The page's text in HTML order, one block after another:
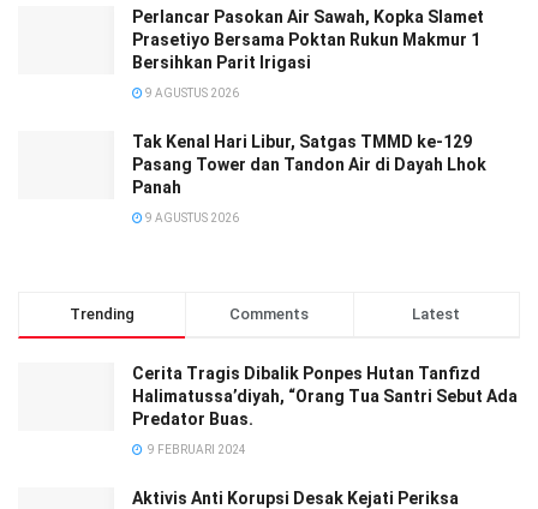
Perlancar Pasokan Air Sawah, Kopka Slamet
Prasetiyo Bersama Poktan Rukun Makmur 1
Bersihkan Parit Irigasi
9 AGUSTUS 2026
Tak Kenal Hari Libur, Satgas TMMD ke-129
Pasang Tower dan Tandon Air di Dayah Lhok
Panah
9 AGUSTUS 2026
Trending Comments Latest
Cerita Tragis Dibalik Ponpes Hutan Tanfizd
Halimatussa’diyah, “Orang Tua Santri Sebut Ada
Predator Buas.
9 FEBRUARI 2024
Aktivis Anti Korupsi Desak Kejati Periksa